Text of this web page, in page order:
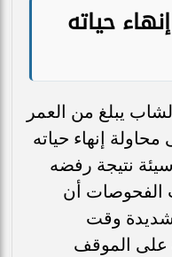
حياته
يبلغ من العمر
محاولة إنهاء حياته
نتيجة رفضه
الفحوصات أن
شديدة وقت
على الموقف